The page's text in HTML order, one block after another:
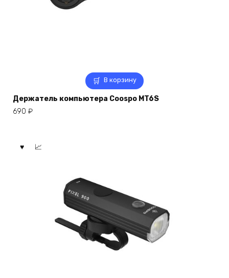
В корзину
Держатель компьютера Coospo MT6S
690 ₽